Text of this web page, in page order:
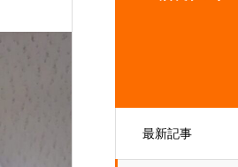
最新記事